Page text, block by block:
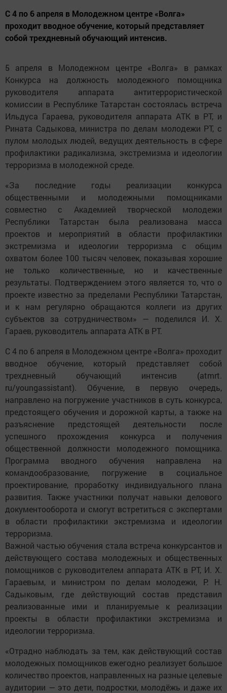
С 4 по 6 апреля в Молодежном центре «Волга»
проходит вводное обучение, который представляет
собой трехдневный обучающий интенсив.
5 апреля в Молодежном центре «Волга» в рамках
Конкурса на должность молодежного помощника
руководителя аппарата антитеррористической
комиссии в Республике Татарстан состоялась встреча
Ильдуса Гараева, руководителя аппарата АТК в РТ, и
Рината Садыкова, министра по делам молодежи РТ, с
пулом молодых людей, ведущих деятельность в сфере
профилактики радикализма, экстремизма и идеологии
терроризма в молодежной среде.
«За последние годы реализации конкурса
общественными и молодежными помощниками
совместно с Академией творческой молодежи
Республики Татарстан была реализована масса
проектов и мероприятий в области профилактики
экстремизма и идеологии терроризма с общим
охватом более 100 тысяч человек, показывая хорошие
не только количественные, но и качественные
результаты. Подтверждением этого является то, что о
проекте известно за пределами Республики Татарстан,
и к нам регулярно обращаются коллеги из других
субъектов за сотрудничеством» — поделился И. Х.
Гараев, руководитель аппарата АТК в РТ.
С 4 по 6 апреля в Молодежном центре «Волга» проходит
вводное обучение, который представляет собой
трехдневный обучающий интенсив (atmrt.
ru/youngassistant). Обучение, в первую очередь,
направлено на погружение участников в суть конкурса,
предстоящего обучения и дорожной карты, а также на
разъяснение предстоящей деятельности после
успешного прохождения конкурса и получения
общественной должности молодежного помощника.
Программа вводного обучения направлена на
командообразование, погружение в социальное
проектирование, проработку индивидуального плана
развития. Также участники получат навыки делового
документооборота и смогут встретиться с экспертами
в области профилактики экстремизма и идеологии
терроризма.
Важной частью обучения стала встреча конкурсантов и
действующего состава молодежных и общественных
помощников с руководителем аппарата АТК в РТ, И. Х.
Гараевым, и министром по делам молодежи, Р. Н.
Садыковым, где действующий состав представил
реализованные ими и планируемые к реализации
проекты в области профилактики экстремизма и
идеологии терроризма.
«Отрадно наблюдать за тем, как действующий состав
молодежных помощников ежегодно реализует большое
количество проектов, направленных на разные целевые
аудитории — это дети, подростки, молодёжь и даже их